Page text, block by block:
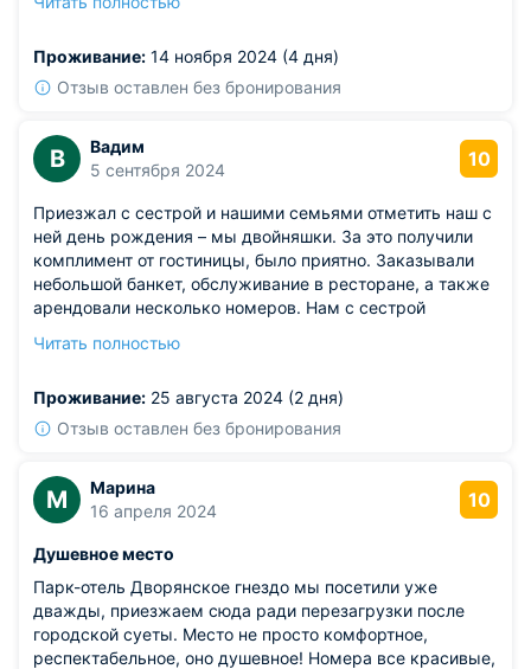
и номера в корпусах. Категории разные, мы брали
оснащением. Ресторан в парк-отеле есть свой, в нем
прекрасное меню и отличное обслуживание.
Проживание: 14 ноября 2024 (4 дня)
Отзыв оставлен без бронирования
В
Вадим
5 сентября 2024
10
Приезжал с сестрой и нашими семьями отметить наш с
ней день рождения – мы двойняшки. За это получили
комплимент от гостиницы, было приятно. Заказывали
небольшой банкет, обслуживание в ресторане, а также
арендовали несколько номеров. Нам с сестрой
Гостиница на берегу пруда, очень красиво. И
Читать полностью
Проживание: 25 августа 2024 (2 дня)
Отзыв оставлен без бронирования
М
Марина
16 апреля 2024
10
Душевное место
Парк-отель Дворянское гнездо мы посетили уже
дважды, приезжаем сюда ради перезагрузки после
городской суеты. Место не просто комфортное,
респектабельное, оно душевное! Номера все красивые,